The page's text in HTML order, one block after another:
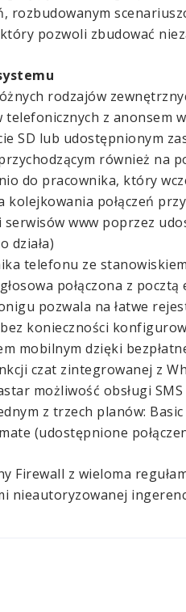
rozbudowanym
pozwoli zbudować
rodzajów
z anonsem
SD lub udostępnionym
również na
do pracownika, który
kolejkowania połączeń
www poprzez
działa)
telefonu ze
połączona z
pozwala na łatwe
konieczności
mobilnym dzięki
czat zintegrowanej z
możliwość obsługi
z trzech planów:
(udostępnione
Firewall z wieloma
nieautoryzowanej